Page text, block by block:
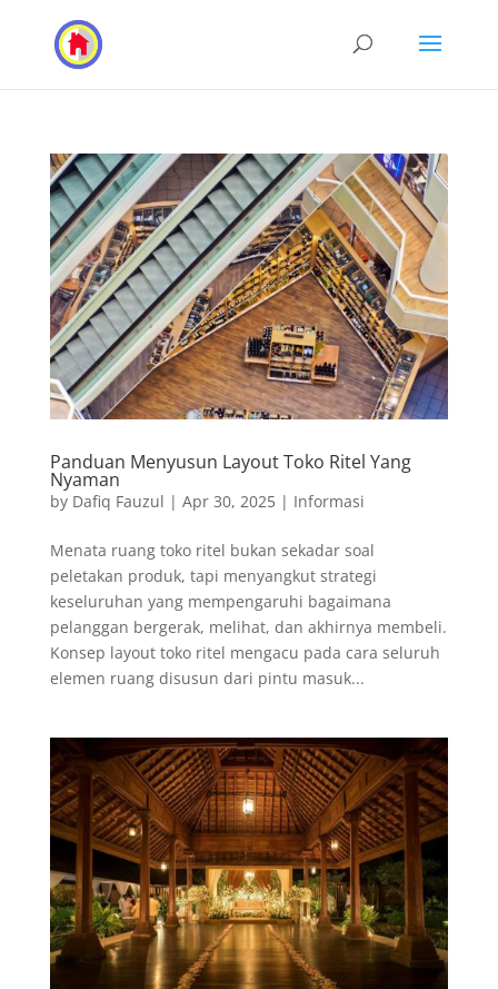
Panduan Menyusun Layout Toko Ritel Yang
Nyaman
by Dafiq Fauzul | Apr 30, 2025| Informasi
Menata ruang toko ritel bukan sekadar soal
peletakan produk, tapi menyangkut strategi
keseluruhan yang mempengaruhi bagaimana
pelanggan bergerak, melihat, dan akhirnya membeli.
Konsep layout toko ritel mengacu pada cara seluruh
elemen ruang disusun dari pintu masuk...